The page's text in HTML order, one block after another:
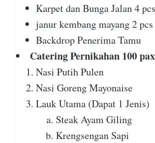
Karpet dan Bunga Jalan 4 pcs
janur kembang mayang 2 pcs
Backdrop Penerima Tamu
Catering Pernikahan 100
Nasi Putih Pulen
Nasi Goreng Mayonaise
Lauk Utama (Dapat 1 Jenis)
Steak Ayam Giling
Krengsengan Sapi